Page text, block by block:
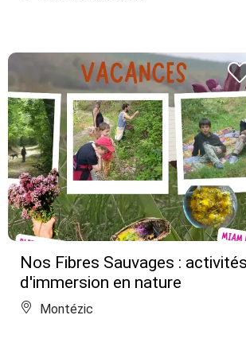
Nos Fibres Sauvages : activités
d'immersion en nature
Montézic